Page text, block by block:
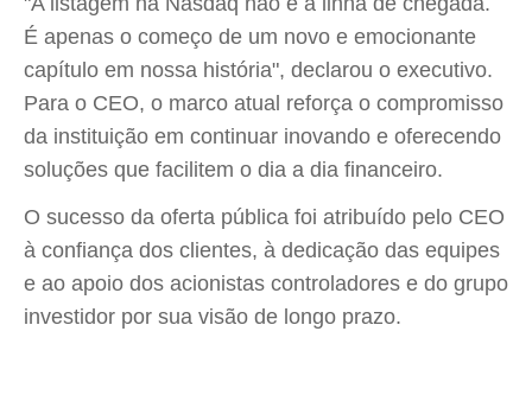
É apenas o começo de um novo e emocionante
capítulo em nossa história", declarou o executivo.
Para o CEO, o marco atual reforça o compromisso
da instituição em continuar inovando e oferecendo
soluções que facilitem o dia a dia financeiro.
O sucesso da oferta pública foi atribuído pelo CEO
à confiança dos clientes, à dedicação das equipes
e ao apoio dos acionistas controladores e do grupo
investidor por sua visão de longo prazo.